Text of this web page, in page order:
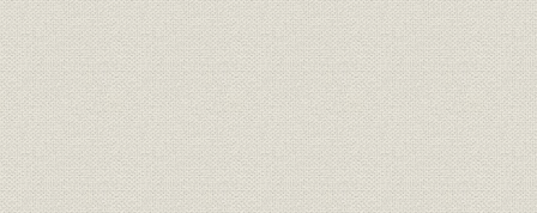
財務・業績 貸借対照表III
昭和30年
31日